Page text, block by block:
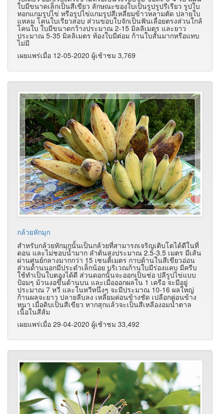
ใบมีขนาดเล็กเป็นสีเขียว ลักษณะของใบเป็นรูปรูปรีเรียว รูปใบ
หอกแกมรูปไข่ หรือรูปไข่แกมรูปสีเหลี่ยมข้าวหลามตัด ปลายใบ
แหลม โคนใบเรียวสอบ ส่วนขอบใบจักเป็นฟันเลื่อยตรงส่วนใกล้
โคนใบ ใบมีขนาดกว้างประมาณ 2-15 มิลลิเมตร และยาว
ประมาณ 5-35 มิลลิเมตร ท้องใบมีต่อม ก้านใบสั้นมากหรือแทบ
ไม่มี
เผยแพร่เมื่อ 12-05-2020 ผู้เช้าชม 3,769
กล้วยหักมุก
สำหรับกล้วยหักมุกนั้นเป็นกล้วยที่สามารถเจริญเติบโตได้ดีในที่
ดอน และไม่ชอบน้ำมาก ลำต้นสูงประมาณ 2.5-3.5 เมตร มีเส้น
ผ่านศูนย์กลางมากกว่า 15 เซนติเมตร กาบด้านในสีเขียวอ่อน
ส่วนด้านนอกมีประดำเล็กน้อย บริเวณก้านใบมีร่องแคบ มีครีบ
ใช้ทำเป็นใบตองได้ดี ส่วนดอกนั้นจะออกเป็นช่อ ปลีรูปไข่แบบ
ป้อมๆ ม้วนงอขึ้นด้านบน และเมื่อออกผลใน 1 เครือ จะมีอยู่
ประมาณ 7 หวี และในหวีหนึ่งๆ จะมีประมาณ 10-16 ผลใหญ่
ก้านผลจะยาว ปลายลีบลง เหลี่ยมค่อนข้างชัด เปลือกค่อนข้าง
หนา เมื่อดิบเป็นสีเขียว หากสุกแล้วจะเป็นสีเหลืองอมน้ำตาล
เนื้อในสีส้ม
เผยแพร่เมื่อ 29-04-2020 ผู้เช้าชม 33,492